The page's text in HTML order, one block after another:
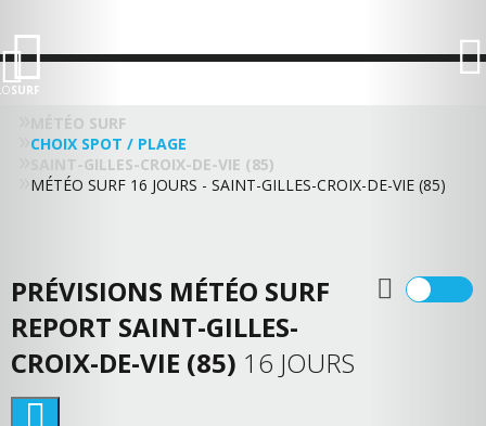
SURF
MÉTÉO SURF
CHOIX SPOT / PLAGE
SAINT-GILLES-CROIX-DE-VIE (85)
MÉTÉO SURF 16 JOURS - SAINT-GILLES-CROIX-DE-VIE (85)
PRÉVISIONS MÉTÉO SURF
REPORT SAINT-GILLES-
CROIX-DE-VIE (85) 16 JOURS